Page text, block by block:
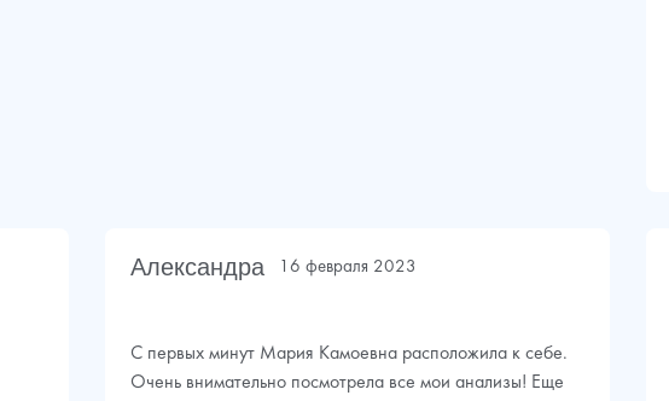
Александра 16 февраля 2023
С первых минут Мария Камоевна расположила к себе.
Очень внимательно посмотрела все мои анализы! Еще